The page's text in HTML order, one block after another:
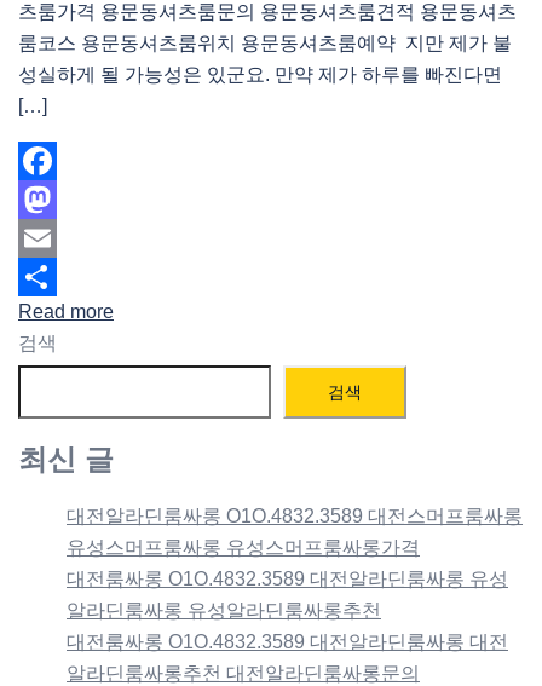
츠룸가격 용문동셔츠룸문의 용문동셔츠룸견적 용문동셔츠
룸코스 용문동셔츠룸위치 용문동셔츠룸예약 지만 제가 불
성실하게 될 가능성은 있군요. 만약 제가 하루를 빠진다면
[…]
Facebook
Mastodon
Email
Share
Read more
검색
검색
최신 글
대전알라딘룸싸롱 O1O.4832.3589 대전스머프룸싸롱
유성스머프룸싸롱 유성스머프룸싸롱가격
대전룸싸롱 O1O.4832.3589 대전알라딘룸싸롱 유성
알라딘룸싸롱 유성알라딘룸싸롱추천
대전룸싸롱 O1O.4832.3589 대전알라딘룸싸롱 대전
알라딘룸싸롱추천 대전알라딘룸싸롱문의